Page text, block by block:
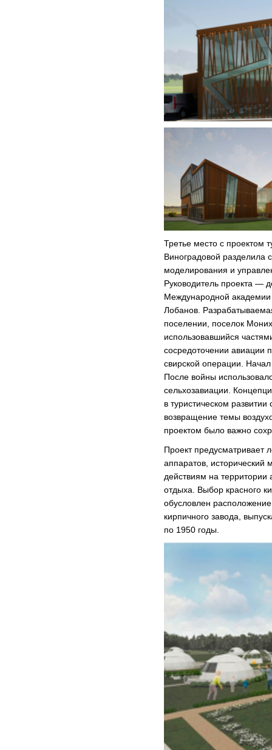
Третье место с проектом
Виноградовой разделила
моделирования и
Руководитель проекта —
Международной академии
Лобанов.
поселении, поселок
использовавшийся
сосредоточении авиации
свирской операции.
После войны
сельхозавиации.
в туристическом
возвращение темы
проектом было важно
Проект предусматривает
аппаратов,
действиям на территории
отдыха. Выбор красного
обусловлен
кирпичного завода,
по 1950 годы.